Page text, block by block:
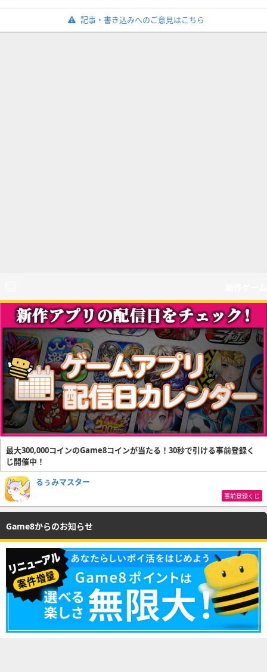
記事・書き込みへのご意見はこちら
最大300,000コインのGame8コインが当たる！30秒で引ける事前登録く
じ開催中！
るぅみマスター
事前登録くじ
Game8からのお知らせ